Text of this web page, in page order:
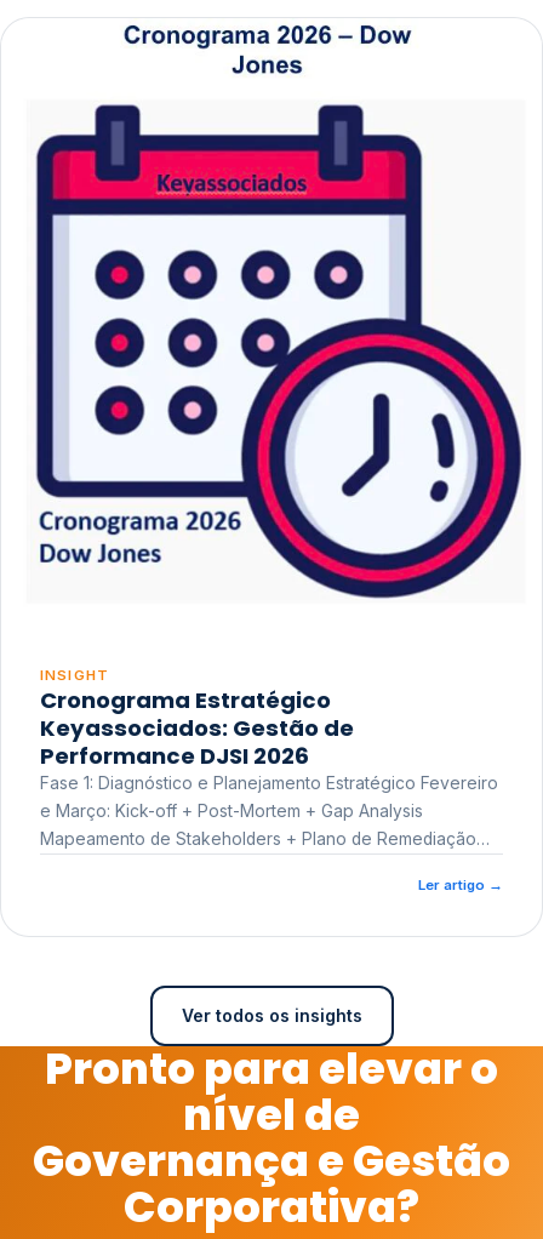
INSIGHT
Cronograma Estratégico
Keyassociados: Gestão de
Performance DJSI 2026
Fase 1: Diagnóstico e Planejamento Estratégico Fevereiro
e Março: Kick-off + Post-Mortem + Gap Analysis
Mapeamento de Stakeholders + Plano de Remediação
Ler artigo →
Ver todos os insights
Pronto para elevar o
nível de
Governança e Gestão
Corporativa?